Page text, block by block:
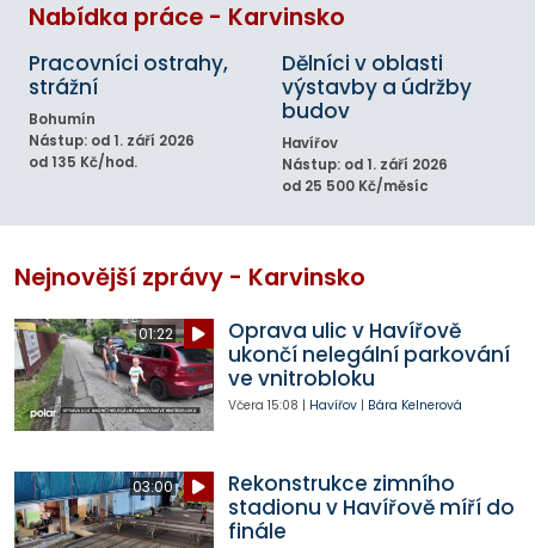
Nabídka práce - Karvinsko
Pracovníci ostrahy,
strážní
Bohumín
Nástup: od 1. září 2026
od 135 Kč/hod.
Dělníci v oblasti
výstavby a údržby
budov
Havířov
Nástup: od 1. září 2026
od 25 500 Kč/měsíc
Nejnovější zprávy - Karvinsko
01:22
Oprava ulic v Havířově
ukončí nelegální parkování
ve vnitrobloku
Včera 15:08 | Havířov| Bára Kelnerová
03:00
Rekonstrukce zimního
stadionu v Havířově míří do
finále